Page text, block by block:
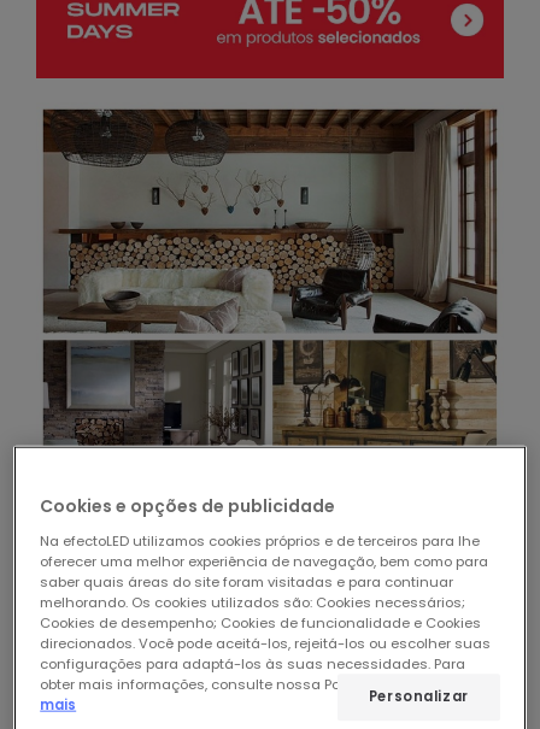
Decoração de estilo rústico
Aqui vamos explicar 3 das chaves para decorar
uma casa rústica ou para dar esse calor extra a
Cookies e opções de publicidade
Na efectoLED utilizamos cookies próprios e de terceiros para lhe
oferecer uma melhor experiência de navegação, bem como para
saber quais áreas do site foram visitadas e para continuar
melhorando. Os cookies utilizados são: Cookies necessários;
Cookies de desempenho; Cookies de funcionalidade e Cookies
direcionados. Você pode aceitá-los, rejeitá-los ou escolher suas
configurações para adaptá-los às suas necessidades. Para
obter mais informações, consulte nossa Política de Cookies.
mais
Personalizar